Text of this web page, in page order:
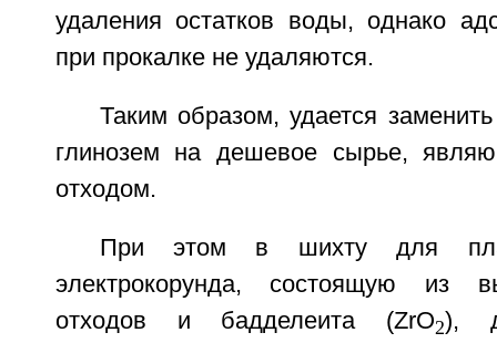
удаления остатков воды, однако
при прокалке не удаляются.
Таким образом, удается
глинозем на дешевое сырье,
отходом.
При этом в шихту для
электрокорунда, состоящую из
отходов и бадделеита (ZrO2),